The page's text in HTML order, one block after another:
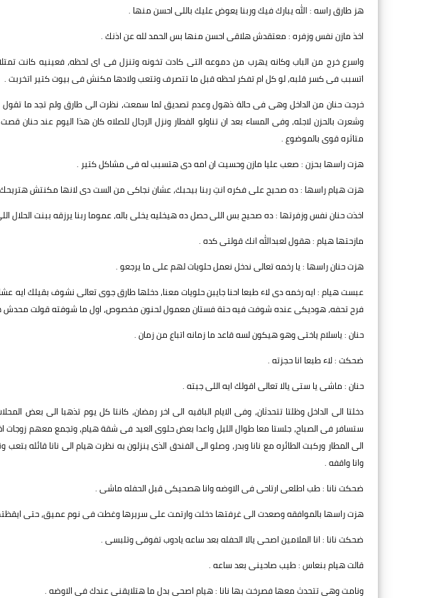
هز طارق راسه : الله يبارك فيك وربنا يعوض عليك باللى احسن منها .
اخذ مازن نفس وزفره : معتقدش هلاقى احسن منها بس الحمد لله عن اذنك .
واسرع خرج من الباب وكانه يهرب من دموعه التى كادت تخونه وتنزل فى اى لحظه، فعينيه كانت
اتسبب فى كسر قلبه، لو كل ام تفكر لحظه قبل ما تتصرف وتتعب ولادها مكنش فى بيوت كتير اتخربت .
خرجت حنان من الداخل وهى فى حالة ذهول وعدم تصديق لما سمعت، نظرت الى طارق ولم تجد ما تقول
وشعرت بالحزن لاجله، وفى المساء بعد ان تناولو الفطار ونزل الرجال للصلاه كان هذا اليوم عند
متاثره قوى بالموضوع .
هزت راسها بحزن : صعب عليا مازن وحسيت ان امه دى هتسبب له فى مشاكل كتير .
هزت هيام راسها : ده صحيح على فكره انتِ ربنا بيحبك، عشان نجاكى من الست دى لانها مكنتش
اخذت حنان نفس وزفرتها : ده صحيح بس اللى حصل ده هيخليه يخلى باله، عموما ربنا يرزقه ببنت الحلال
مازحتها هيام : هقول لعبدالله انك قولتى كده .
هزت حنان راسها : يا رخمه تعالى ندخل نعمل حلويات لهم على ما يرجعو .
عبست هيام : ايه رخمه دى لاء طبعا احنا جايبن حلويات معنا، دخلها طارق جوى تعالى نشوف بقيلك ايه
فرح تحفه، هوديكى عنده شوفت فيه حتة فستان معمول لحنون مخصوص، اول ما شوفته قولت محدش
حنان : ياسلام ياختى وهو هيكون لسه قاعد ما زمانه اتباع من زمان .
ضحكت : لاء طبعا انا حجزته .
حنان : ماشى يا ستى يالا تعالى اقولك ايه اللى جبته .
دخلتا الى الداخل وظلتا تتحدثان، وفى الايام الباقيه الى اخر رمضان، كانتا كل يوم تذهبا الى بعض
ستسافر فى الصباح، جلستا معا طوال الليل واعدا بعض حلوى العيد فى شقة هيام، وتجمع معهم
الى المطار وركبت الطائره مع نانا وبدر، وصلو الى الفندق الذى ينزلون به نظرت هيام الى نانا
وانا واقفه .
ضحكت نانا : طب اطلعى ارتاحى فى الاوضه وانا هصحيكى قبل الحفله ماشى .
هزت راسها بالموافقه وصعدت الى غرفتها دخلت وارتمت على سريرها وغطت فى نوم عميق، حتى ايقظتها
ضحكت نانا : انا الملامين اصحى يالا الحفله بعد ساعه يادوب تفوقى وتلبسى .
قالت هيام بنعاس : طيب صاحينى بعد ساعه .
ونامت وهى تتحدث معها فصرخت بها نانا : هيام اصحى بدل ما هتلايقنى عندك فى الاوضه .